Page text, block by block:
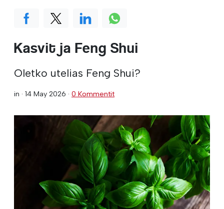
Kasvit ja Feng Shui
Oletko utelias Feng Shui?
in · 14 May 2026 · 0 Kommentit